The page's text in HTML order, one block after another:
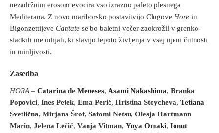
nezadržnim erosom evocira vso izrazno paleto plesnega
Mediterana. Z novo mariborsko postavitvijo Clugove Hore in
Bigonzettijeve Cantate se bo baletni večer zaokrožil v grenko-
sladkih melodijah, ki slavijo lepoto življenja v vsej njeni čutnosti
in minljivosti.
Zasedba
HORA – Catarina de Meneses, Asami Nakashima, Branka
Popovici, Ines Petek, Ema Perić, Hristina Stoycheva, Tetiana
Svetlična, Mirjana Šrot, Satomi Netsu, Olesja Hartmann
Marin, Jelena Lečić, Vanja Vitman, Yuya Omaki, Ionut